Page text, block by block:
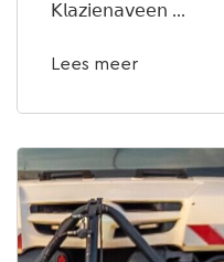
𝖪𝗅𝖺𝗓𝗂𝖾𝗇𝖺𝗏𝖾𝖾𝗇 ...
Lees meer